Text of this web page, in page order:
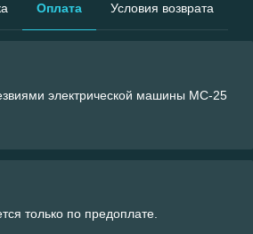
Оплата Условия возврата
электрической машины МС-25
только по предоплате.